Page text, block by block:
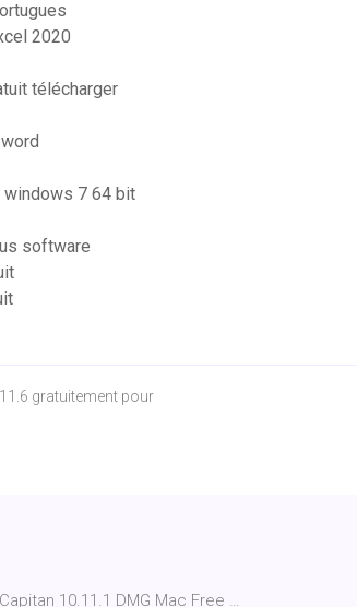
2020
télécharger
windows 7 64 bit
software
gratuitement pour
10.11.1 DMG Mac Free …